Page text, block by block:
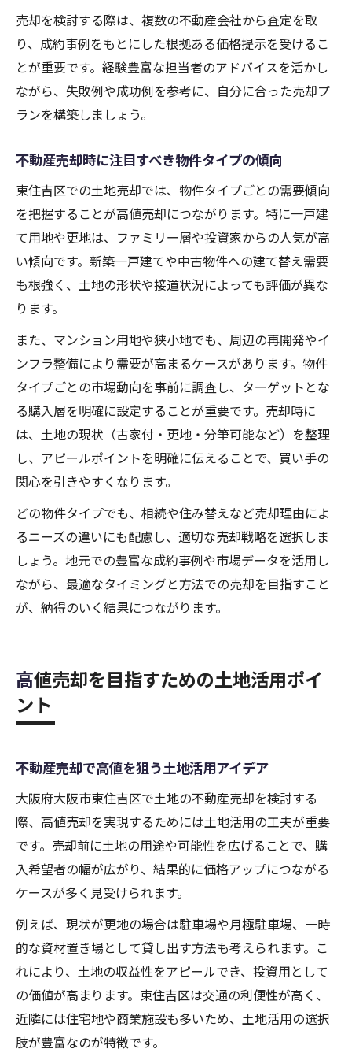
売却を検討する際は、複数の不動産会社から査定を取
り、成約事例をもとにした根拠ある価格提示を受けるこ
とが重要です。経験豊富な担当者のアドバイスを活かし
ながら、失敗例や成功例を参考に、自分に合った売却プ
ランを構築しましょう。
不動産売却時に注目すべき物件タイプの傾向
東住吉区での土地売却では、物件タイプごとの需要傾向
を把握することが高値売却につながります。特に一戸建
て用地や更地は、ファミリー層や投資家からの人気が高
い傾向です。新築一戸建てや中古物件への建て替え需要
も根強く、土地の形状や接道状況によっても評価が異な
ります。
また、マンション用地や狭小地でも、周辺の再開発やイ
ンフラ整備により需要が高まるケースがあります。物件
タイプごとの市場動向を事前に調査し、ターゲットとな
る購入層を明確に設定することが重要です。売却時に
は、土地の現状（古家付・更地・分筆可能など）を整理
し、アピールポイントを明確に伝えることで、買い手の
関心を引きやすくなります。
どの物件タイプでも、相続や住み替えなど売却理由によ
るニーズの違いにも配慮し、適切な売却戦略を選択しま
しょう。地元での豊富な成約事例や市場データを活用し
ながら、最適なタイミングと方法での売却を目指すこと
が、納得のいく結果につながります。
高値売却を目指すための土地活用ポイ
ント
不動産売却で高値を狙う土地活用アイデア
大阪府大阪市東住吉区で土地の不動産売却を検討する
際、高値売却を実現するためには土地活用の工夫が重要
です。売却前に土地の用途や可能性を広げることで、購
入希望者の幅が広がり、結果的に価格アップにつながる
ケースが多く見受けられます。
例えば、現状が更地の場合は駐車場や月極駐車場、一時
的な資材置き場として貸し出す方法も考えられます。こ
れにより、土地の収益性をアピールでき、投資用として
の価値が高まります。東住吉区は交通の利便性が高く、
近隣には住宅地や商業施設も多いため、土地活用の選択
肢が豊富なのが特徴です。